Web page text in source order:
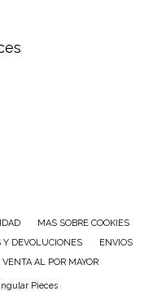
MAS SOBRE COOKIES
Y DEVOLUCIONES
ENVIOS
VENTA AL POR MAYOR
Pieces